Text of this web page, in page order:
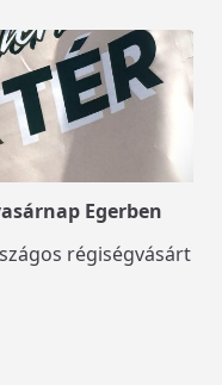
Egerben
régiségvásárt